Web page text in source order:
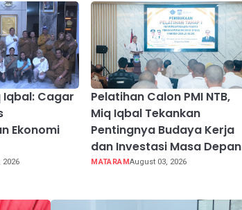
Iqbal: Cagar
Ekonomi
2026
Pelatihan Calon PMI NTB,
Miq Iqbal Tekankan
Pentingnya Budaya Kerja
dan Investasi Masa Depan
MATARAMAugust 03, 2026